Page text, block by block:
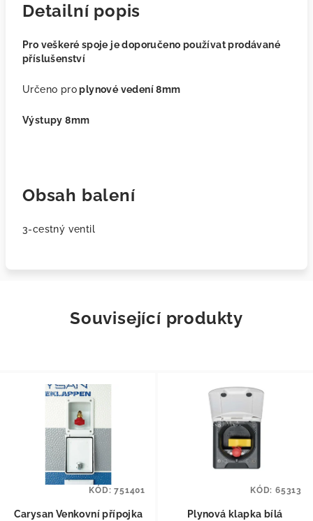
Detailní popis
Pro veškeré spoje je doporučeno používat prodávané
příslušenství
Určeno proplynové vedení 8mm
Výstupy 8mm
Obsah balení
3-cestný ventil
Související produkty
Carysan Venkovní přípojka
KÓD:751401
Plynová klapka bílá
KÓD: 65313